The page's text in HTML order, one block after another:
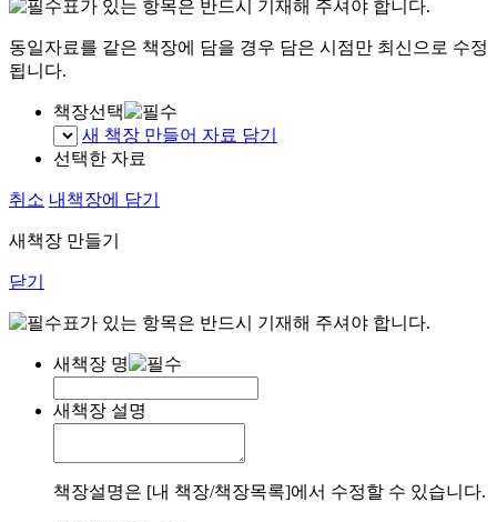
표가 있는 항목은 반드시 기재해 주셔야 합니다.
동일자료를 같은 책장에 담을 경우 담은 시점만 최신으로 수정
됩니다.
책장선택
새 책장 만들어 자료 담기
선택한 자료
취소 내책장에 담기
새책장 만들기
닫기
표가 있는 항목은 반드시 기재해 주셔야 합니다.
새책장 명
새책장 설명
책장설명은 [내 책장/책장목록]에서 수정할 수 있습니다.